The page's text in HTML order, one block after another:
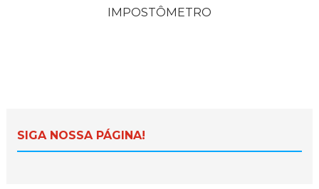
IMPOSTÔMETRO
SIGA NOSSA PÁGINA!